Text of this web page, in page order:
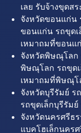
เลย รับจ้างขุดส
จังหวัดขอนแก่น
ขอนแก่น รถขุด
เหมาถมที่ขอนแ
จังหวัดพิษณุโลก
พิษณุโลก รถขุด
เหมาถมที่พิษณุโ
จังหวัดบุรีรัมย์ ร
รถขุดเล็กบุรีรัม
จังหวัดนครศรีธ
แบคโฮเล็กนคร